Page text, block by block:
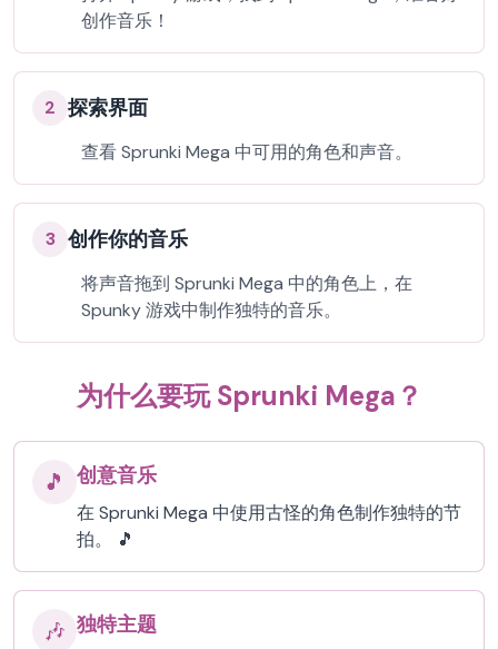
创作音乐！
2 探索界面
查看 Sprunki Mega 中可用的角色和声音。
3 创作你的音乐
将声音拖到 Sprunki Mega 中的角色上，在
Spunky 游戏中制作独特的音乐。
为什么要玩 Sprunki Mega？
🎵 创意音乐
在 Sprunki Mega 中使用古怪的角色制作独特的节
拍。 🎵
🎶 独特主题